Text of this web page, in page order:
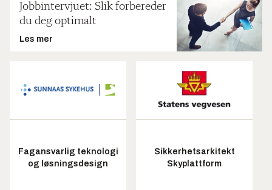
Jobbintervjuet: Slik forbereder
du deg optimalt
Les mer
Fagansvarlig teknologi
og løsningsdesign
Sikkerhetsarkitekt
Skyplattform